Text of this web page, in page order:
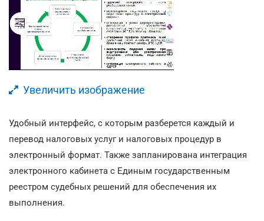
Увеличить изображение
Удобный интерфейс, с которым разберется каждый и
перевод налоговых услуг и налоговых процедур в
электронный формат. Также запланирована интеграция
электронного кабинета с Единым государственным
реестром судебных решений для обеспечения их
выполнения.